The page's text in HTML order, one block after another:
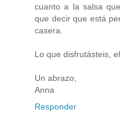
cuanto a la salsa
que decir que está
casera.
Lo que disfrutásteis,
Un abrazo,
Anna
Responder